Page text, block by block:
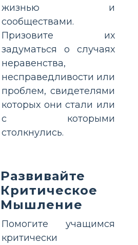
жизнью и
сообществами.
Призовите их
задуматься о случаях
неравенства,
несправедливости или
проблем, свидетелями
которых они стали или
с которыми
столкнулись.
Развивайте
Критическое
Мышление
Помогите учащимся
критически